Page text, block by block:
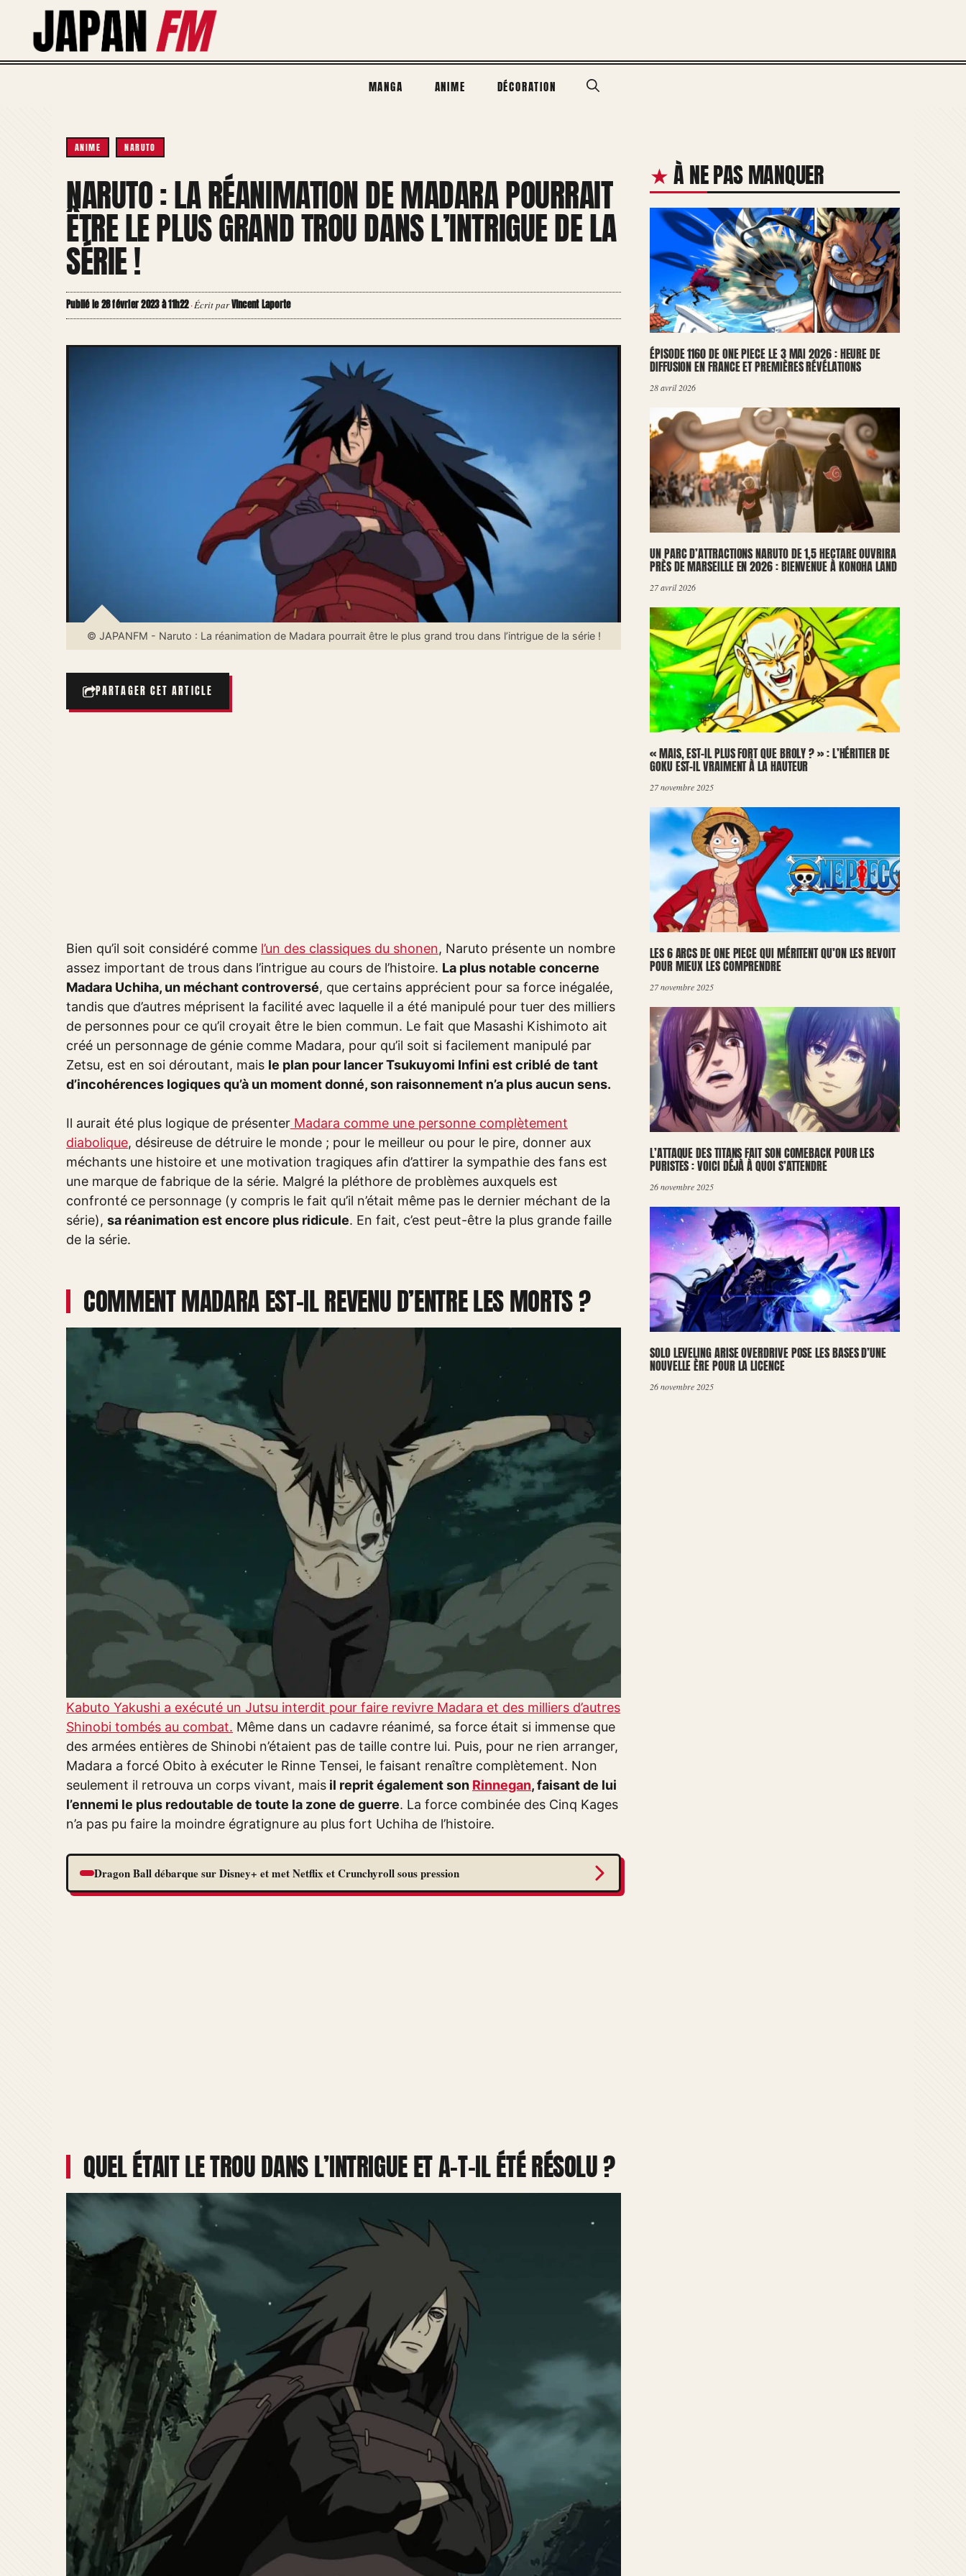
contenu
MANGA ANIME DÉCORATION
ANIME NARUTO
NARUTO : LA RÉANIMATION DE MADARA POURRAIT
ÊTRE LE PLUS GRAND TROU DANS L’INTRIGUE DE LA
SÉRIE !
Publié le 28 février 2023 à 11h22·Écrit parVincent Laporte
© JAPANFM - Naruto : La réanimation de Madara pourrait être le plus grand trou dans l’intrigue de la série !
PARTAGER CET ARTICLE
Bien qu’il soit considéré comme l’un des classiques du shonen, Naruto présente un nombre
assez important de trous dans l’intrigue au cours de l’histoire. La plus notable concerne
Madara Uchiha, un méchant controversé, que certains apprécient pour sa force inégalée,
tandis que d’autres méprisent la facilité avec laquelle il a été manipulé pour tuer des milliers
de personnes pour ce qu’il croyait être le bien commun. Le fait que Masashi Kishimoto ait
créé un personnage de génie comme Madara, pour qu’il soit si facilement manipulé par
Zetsu, est en soi déroutant, mais le plan pour lancer Tsukuyomi Infini est criblé de tant
d’incohérences logiques qu’à un moment donné, son raisonnement n’a plus aucun sens.
Il aurait été plus logique de présenter Madara comme une personne complètement
diabolique, désireuse de détruire le monde ; pour le meilleur ou pour le pire, donner aux
méchants une histoire et une motivation tragiques afin d’attirer la sympathie des fans est
une marque de fabrique de la série. Malgré la pléthore de problèmes auxquels est
confronté ce personnage (y compris le fait qu’il n’était même pas le dernier méchant de la
série), sa réanimation est encore plus ridicule. En fait, c’est peut-être la plus grande faille
de la série.
COMMENT MADARA EST-IL REVENU D’ENTRE LES MORTS ?
Kabuto Yakushi a exécuté un Jutsu interdit pour faire revivre Madara et des milliers d’autres
Shinobi tombés au combat. Même dans un cadavre réanimé, sa force était si immense que
des armées entières de Shinobi n’étaient pas de taille contre lui. Puis, pour ne rien arranger,
Madara a forcé Obito à exécuter le Rinne Tensei, le faisant renaître complètement. Non
seulement il retrouva un corps vivant, mais il reprit également son Rinnegan, faisant de lui
l’ennemi le plus redoutable de toute la zone de guerre. La force combinée des Cinq Kages
n’a pas pu faire la moindre égratignure au plus fort Uchiha de l’histoire.
Dragon Ball débarque sur Disney+ et met Netflix et Crunchyroll sous pression
QUEL ÉTAIT LE TROU DANS L’INTRIGUE ET A-T-IL ÉTÉ RÉSOLU ?
À NE PAS MANQUER
ÉPISODE 1160 DE ONE PIECE LE 3 MAI 2026 : HEURE DE
DIFFUSION EN FRANCE ET PREMIÈRES RÉVÉLATIONS
28 avril 2026
UN PARC D’ATTRACTIONS NARUTO DE 1,5 HECTARE OUVRIRA
PRÈS DE MARSEILLE EN 2026 : BIENVENUE À KONOHA LAND
27 avril 2026
« MAIS, EST-IL PLUS FORT QUE BROLY ? » : L’HÉRITIER DE
GOKU EST-IL VRAIMENT À LA HAUTEUR
27 novembre 2025
LES 6 ARCS DE ONE PIECE QUI MÉRITENT QU’ON LES REVOIT
POUR MIEUX LES COMPRENDRE
27 novembre 2025
L’ATTAQUE DES TITANS FAIT SON COMEBACK POUR LES
PURISTES : VOICI DÉJÀ À QUOI S’ATTENDRE
26 novembre 2025
SOLO LEVELING ARISE OVERDRIVE POSE LES BASES D’UNE
NOUVELLE ÈRE POUR LA LICENCE
26 novembre 2025